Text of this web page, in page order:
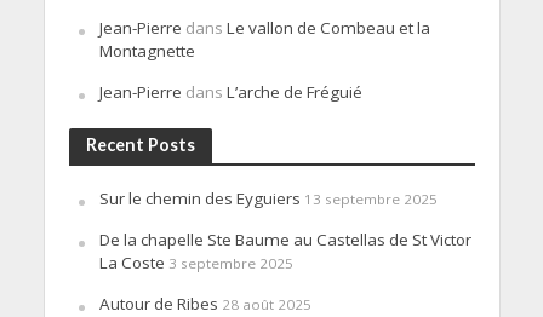
Jean-Pierre dans Le vallon de Combeau et la
Montagnette
Jean-Pierre dans L’arche de Fréguié
Recent Posts
Sur le chemin des Eyguiers 13 septembre 2025
De la chapelle Ste Baume au Castellas de St Victor
La Coste 3 septembre 2025
Autour de Ribes 28 août 2025